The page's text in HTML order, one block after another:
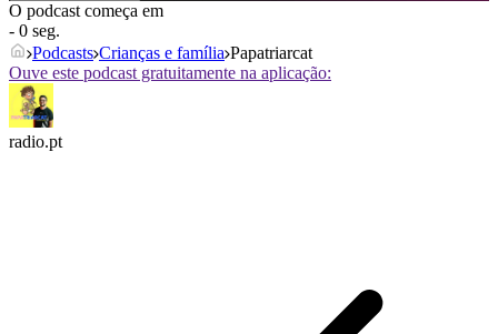
O podcast começa em
- 0 seg.
Podcasts Crianças e família Papatriarcat
Ouve este podcast gratuitamente na aplicação:
radio.pt